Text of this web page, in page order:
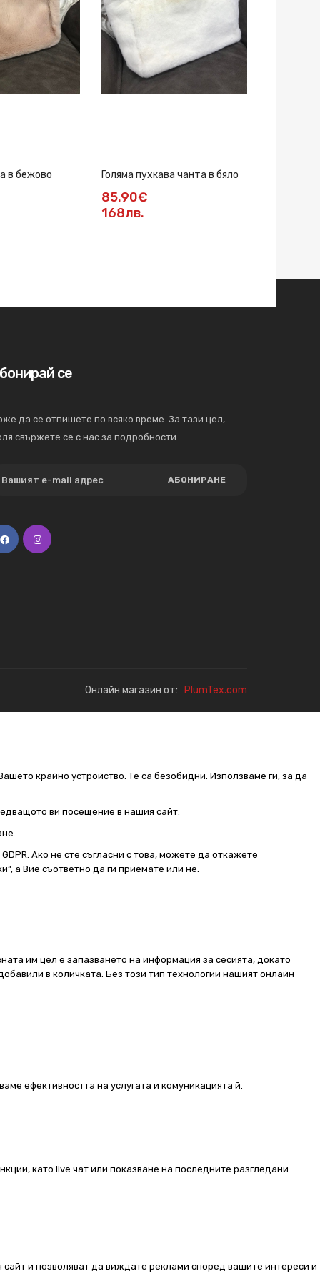
в бежово Голяма пухкава чанта в бяло
85.90€
168лв.
се
да се отпишете по всяко време. За тази цел,
свържете се с нас за подробности.
АБОНИРАНЕ
Онлайн магазин от: PlumTex.com
крайно устройство. Те са безобидни. Използваме ги, за да
ви посещение в нашия сайт.
Ако не сте съгласни с това, можете да откажете
а Вие съответно да ги приемате или не.
им цел е запазването на информация за сесията, докато
в количката. Без този тип технологии нашият онлайн
ефективността на услугата и комуникацията й.
като live чат или показване на последните разгледани
и позволяват да виждате реклами според вашите интереси и